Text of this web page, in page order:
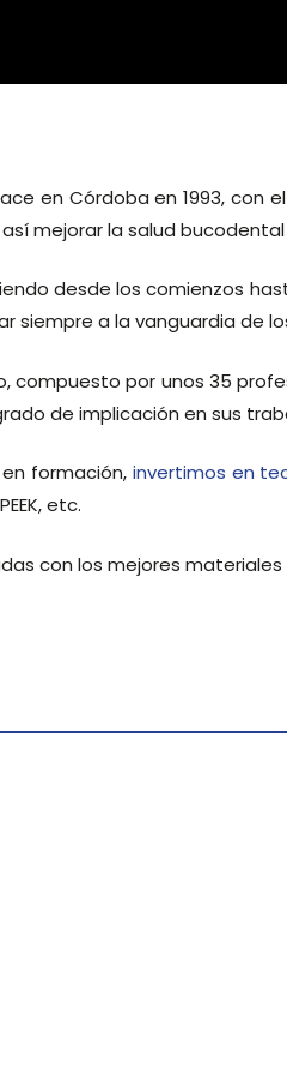
en Córdoba en 1993,
mejorar la salud
desde los comienzos
a la vanguardia de
compuesto por unos 35
de implicación en sus
formación, invertimos en
etc.
con los mejores